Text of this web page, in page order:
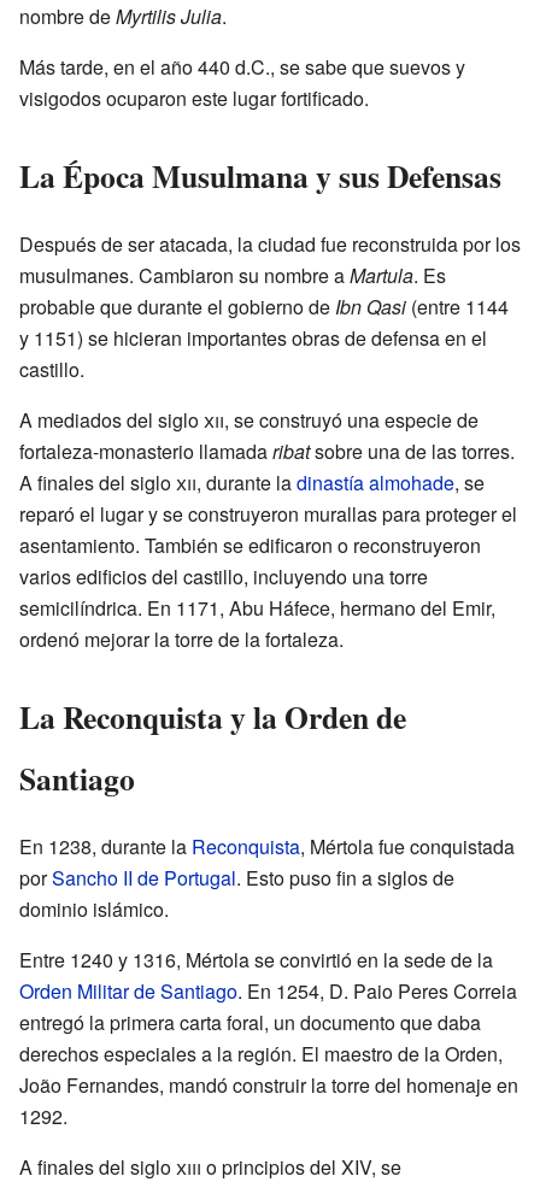
nombre deMyrtilis Julia.
Más tarde, en el año 440 d.C., se sabe que suevos y
visigodos ocuparon este lugar fortificado.
La Época Musulmana y sus Defensas
Después de ser atacada, la ciudad fue reconstruida por los
musulmanes. Cambiaron su nombre aMartula. Es
probable que durante el gobierno de Ibn Qasi (entre 1144
y 1151) se hicieran importantes obras de defensa en el
castillo.
A mediados del sigloxii, se construyó una especie de
fortaleza-monasterio llamadaribatsobre una de las torres.
A finales del sigloxii, durante ladinastía almohade, se
reparó el lugar y se construyeron murallas para proteger el
asentamiento. También se edificaron o reconstruyeron
varios edificios del castillo, incluyendo una torre
semicilíndrica. En 1171, Abu Háfece, hermano del Emir,
ordenó mejorar la torre de la fortaleza.
La Reconquista y la Orden de
Santiago
En 1238, durante la Reconquista, Mértola fue conquistada
porSancho II de Portugal. Esto puso fin a siglos de
dominio islámico.
Entre 1240 y 1316, Mértola se convirtió en la sede de la
Orden Militar de Santiago. En 1254, D. Paio Peres Correia
entregó la primera carta foral, un documento que daba
derechos especiales a la región. El maestro de la Orden,
João Fernandes, mandó construir la torre del homenaje en
1292.
A finales del sigloxiii o principios del XIV, se